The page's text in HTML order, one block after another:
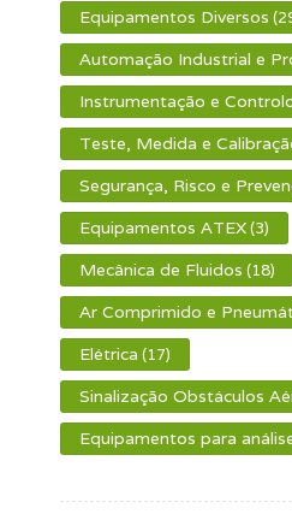
Equipamentos Diversos
Automação Industrial e
Instrumentação e
Teste, Medida e
Segurança, Risco e
Equipamentos ATEX(3)
Mecânica de Fluidos (18)
Ar Comprimido e
Elétrica (17)
Sinalização Obstáculos
Equipamentos para